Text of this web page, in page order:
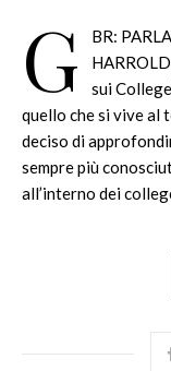
G
BR:
sui
quello che si vive al
deciso di
sempre più
all’interno dei